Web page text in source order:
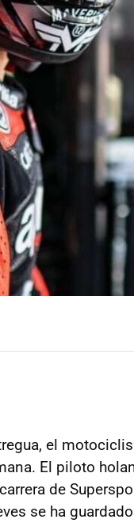
el
El piloto
de
se ha